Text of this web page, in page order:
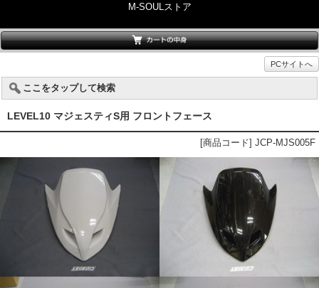
M-SOULストア
PCサイトへ
ここをタップして検索
LEVEL10 マジェスティS用 フロントフェース
[商品コード] JCP-MJS005F